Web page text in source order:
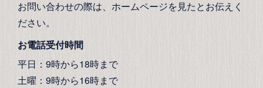
お問い合わせの際は、ホームページを見たとお伝えく
ださい。
お電話受付時間
平日：9時から18時まで
土曜：9時から16時まで